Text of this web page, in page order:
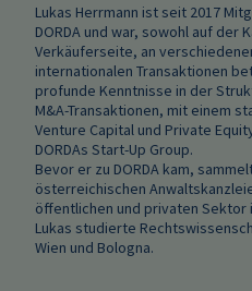
Lukas Herrmann ist seit 2017
DORDA und war, sowohl auf der
Verkäuferseite, an
internationalen Transaktionen
profunde Kenntnisse in der
M&A-Transaktionen, mit einem
Venture Capital und Private
DORDAs Start-Up Group.
Bevor er zu DORDA kam,
österreichischen
öffentlichen und privaten Sektor
Lukas studierte
Wien und Bologna.